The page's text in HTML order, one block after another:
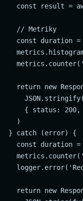
const result =
    // Metriky
const duration
return new
{ status:
    )
  } catch (error) {
const duration
return new